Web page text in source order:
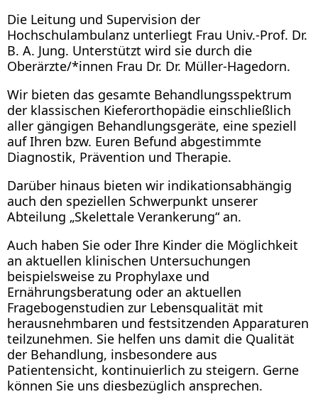
Die Leitung und Supervision der
Hochschulambulanz unterliegt Frau Univ.-Prof. Dr.
B. A. Jung. Unterstützt wird sie durch die
Oberärzte/*innen Frau Dr. Dr. Müller-Hagedorn.
Wir bieten das gesamte Behandlungsspektrum
der klassischen Kieferorthopädie einschließlich
aller gängigen Behandlungsgeräte, eine speziell
auf Ihren bzw. Euren Befund abgestimmte
Diagnostik, Prävention und Therapie.
Darüber hinaus bieten wir indikationsabhängig
auch den speziellen Schwerpunkt unserer
Abteilung „Skelettale Verankerung“ an.
Auch haben Sie oder Ihre Kinder die Möglichkeit
an aktuellen klinischen Untersuchungen
beispielsweise zu Prophylaxe und
Ernährungsberatung oder an aktuellen
Fragebogenstudien zur Lebensqualität mit
herausnehmbaren und festsitzenden Apparaturen
teilzunehmen. Sie helfen uns damit die Qualität
der Behandlung, insbesondere aus
Patientensicht, kontinuierlich zu steigern. Gerne
können Sie uns diesbezüglich ansprechen.